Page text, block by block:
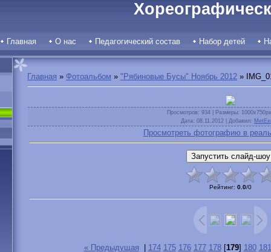
Главная О нас Педагогический состав Набор детей
Главная » Фотоальбом » "Рябиновые Бусы" Ноябрь 2012 »
Просмотров: 934 | Размеры:
Дата: 08.11.2012 | Добавил:
Просмотреть фотографию в
Рейтинг: 0.0/0
« Предыдущая 174 175 176 177 178[179] 180 181